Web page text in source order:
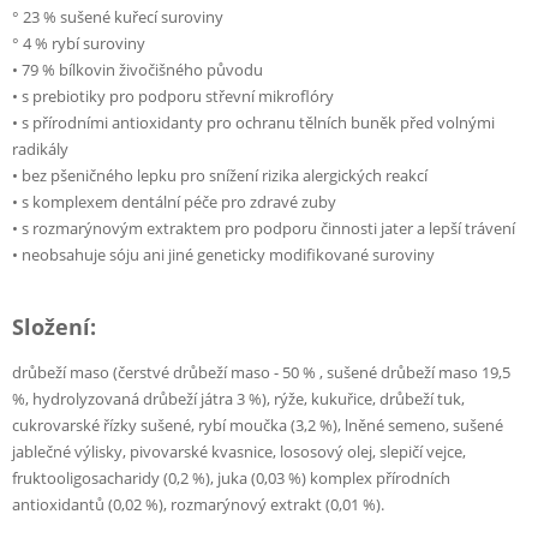
° 23 % sušené kuřecí suroviny
° 4 % rybí suroviny
• 79 % bílkovin živočišného původu
• s prebiotiky pro podporu střevní mikroflóry
• s přírodními antioxidanty pro ochranu tělních buněk před volnými
radikály
• bez pšeničného lepku pro snížení rizika alergických reakcí
• s komplexem dentální péče pro zdravé zuby
• s rozmarýnovým extraktem pro podporu činnosti jater a lepší trávení
• neobsahuje sóju ani jiné geneticky modifikované suroviny
Složení:
drůbeží maso (čerstvé drůbeží maso - 50 % , sušené drůbeží maso 19,5
%, hydrolyzovaná drůbeží játra 3 %), rýže, kukuřice, drůbeží tuk,
cukrovarské řízky sušené, rybí moučka (3,2 %), lněné semeno, sušené
jablečné výlisky, pivovarské kvasnice, lososový olej, slepičí vejce,
fruktooligosacharidy (0,2 %), juka (0,03 %) komplex přírodních
antioxidantů (0,02 %), rozmarýnový extrakt (0,01 %).